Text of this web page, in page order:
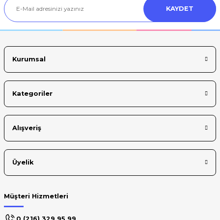
Ürün bilgilerinde hatalar bulunuyor.
KAYDET
Kurumsal
Kategoriler
Alışveriş
Üyelik
Müşteri Hizmetleri